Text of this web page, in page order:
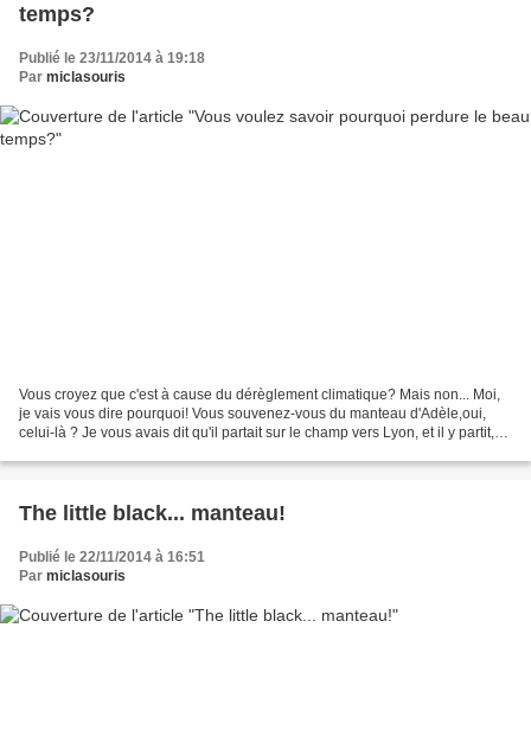
temps?
Publié le 23/11/2014 à 19:18
Par miclasouris
Vous croyez que c'est à cause du dérèglement climatique? Mais non... Moi,
je vais vous dire pourquoi! Vous souvenez-vous du manteau d'Adèle,oui,
celui-là ? Je vous avais dit qu'il partait sur le champ vers Lyon, et il y partit,
The little black... manteau!
Publié le 22/11/2014 à 16:51
Par miclasouris